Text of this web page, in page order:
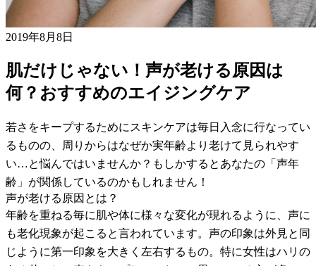
2019年8月8日
肌だけじゃない！声が老ける原因は
何？おすすめのエイジングケア
若さをキープするためにスキンケアは毎日入念に行なってい
るものの、周りからはなぜか実年齢より老けて見られやす
い…と悩んではいませんか？もしかするとあなたの「声年
齢」が関係しているのかもしれません！
声が老ける原因とは？
年齢を重ねる毎に肌や体に様々な変化が現れるように、声に
も老化現象が起こると言われています。声の印象は外見と同
じように第一印象を大きく左右するもの。特に女性はハリの